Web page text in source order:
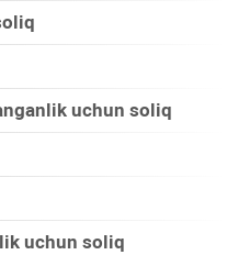
uchun soliq
uchun soliq